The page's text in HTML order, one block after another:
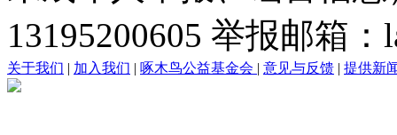
13195200605 举报邮箱
关于我们 | 加入我们 | 啄木鸟公益基金会 | 意见与反馈 | 提供新